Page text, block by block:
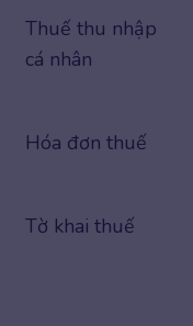
Thuế thu nhập
cá nhân
Hóa đơn thuế
Tờ khai thuế